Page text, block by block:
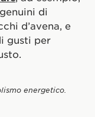
di
d’avena, e
gusti per
energetico.